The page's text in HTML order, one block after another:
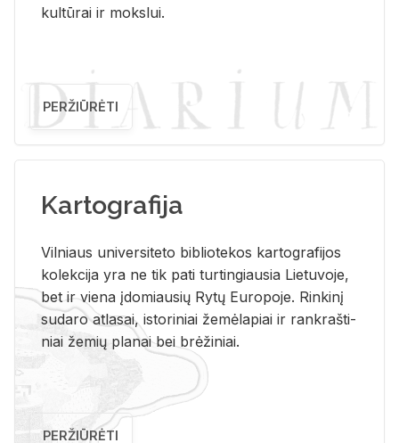
kul­tū­rai ir moks­lui.
PERŽIŪRĖTI
Kartografija
Vil­niaus uni­ver­si­te­to bi­b­lio­te­kos kar­to­gra­fi­jos
ko­lek­ci­ja yra ne tik pati tur­tin­giau­sia Lie­tu­vo­je,
bet ir vie­na įdo­miau­sių Rytų Eu­ro­po­je. Rin­ki­nį
su­da­ro at­la­sai, is­to­ri­niai že­mė­la­piai ir rank­raš­ti­
niai že­mių pla­nai bei brė­ži­niai.
PERŽIŪRĖTI